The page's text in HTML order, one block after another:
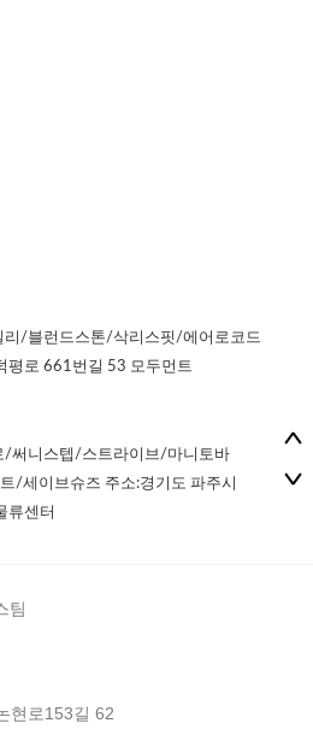
리/블런드스톤/삭리스핏/에어로코드
평로 661번길 53 모두먼트
/써니스텝/스트라이브/마니토바
/세이브슈즈 주소:경기도 파주시
류센터
팀
현로153길 62